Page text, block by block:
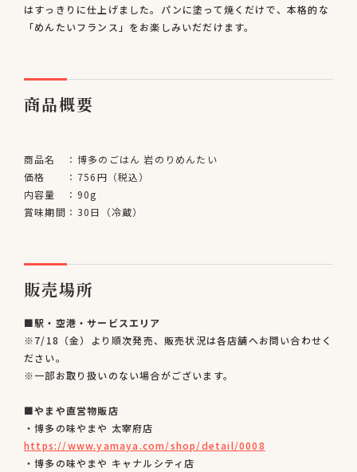
はすっきりに仕上げました。パンに塗って焼くだけで、本格的な
「めんたいフランス」をお楽しみいだだけます。
商品概要
商品名 ： 博多のごはん 岩のりめんたい
価格
： 756円（税込）
内容量
： 90g
賞味期間 ： 30日（冷蔵）
販売場所
■駅・空港・サービスエリア
※7/18（金）より順次発売、販売状況は各店舗へお問い合わせく
ださい。
※一部お取り扱いのない場合がございます。
■やまや直営物販店
・博多の味やまや 太宰府店
https://www.yamaya.com/shop/detail/0008
・博多の味やまや キャナルシティ店